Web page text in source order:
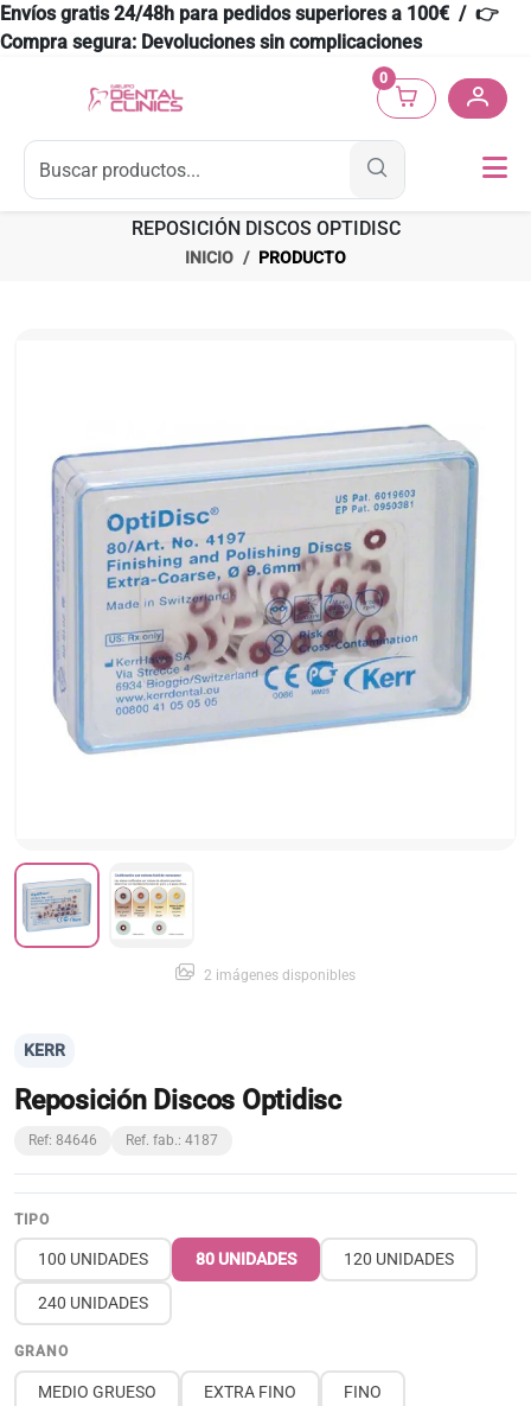
Envíos gratis 24/48h para pedidos superiores a 100€ / 👉
Compra segura: Devoluciones sin complicaciones
0
REPOSICIÓN DISCOS OPTIDISC
INICIO PRODUCTO
2 imágenes disponibles
KERR
Reposición Discos Optidisc
Ref: 84646 Ref. fab.: 4187
TIPO
100 UNIDADES 80 UNIDADES 120 UNIDADES
240 UNIDADES
GRANO
MEDIO GRUESO EXTRA FINO FINO